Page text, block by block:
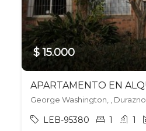
$ 15.000
George Washington, , Durazno
LEB-95380 1 1